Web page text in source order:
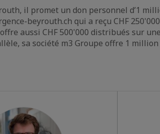
il promet un don personnel d’1
beyrouth.ch qui a reçu CHF
aussi CHF 500'000 distribués sur
sa société m3 Groupe offre 1